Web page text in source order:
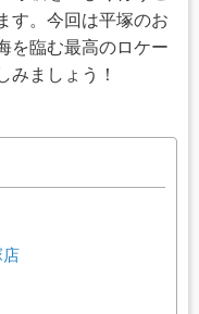
す。今回は平塚のお
を臨む最高のロケー
みましょう！
店